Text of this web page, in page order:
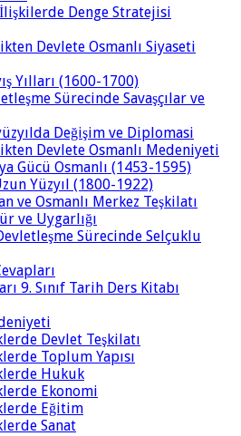
Denge Stratejisi
Devlete Osmanlı Siyaseti
Yılları (1600-1700)
Sürecinde Savaşçılar ve
Değişim ve Diplomasi
Devlete Osmanlı Medeniyeti
Gücü Osmanlı (1453-1595)
Yüzyıl (1800-1922)
ve Osmanlı Merkez Teşkilatı
ve Uygarlığı
Sürecinde Selçuklu
9. Sınıf Tarih Ders Kitabı
Devlet Teşkilatı
Toplum Yapısı
Hukuk
Ekonomi
Eğitim
Sanat